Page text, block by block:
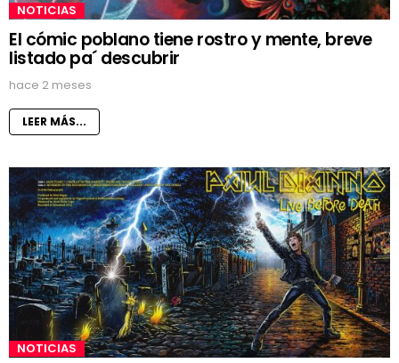
NOTICIAS
El cómic poblano tiene rostro y mente, breve
listado pa´ descubrir
hace 2 meses
LEER MÁS...
NOTICIAS